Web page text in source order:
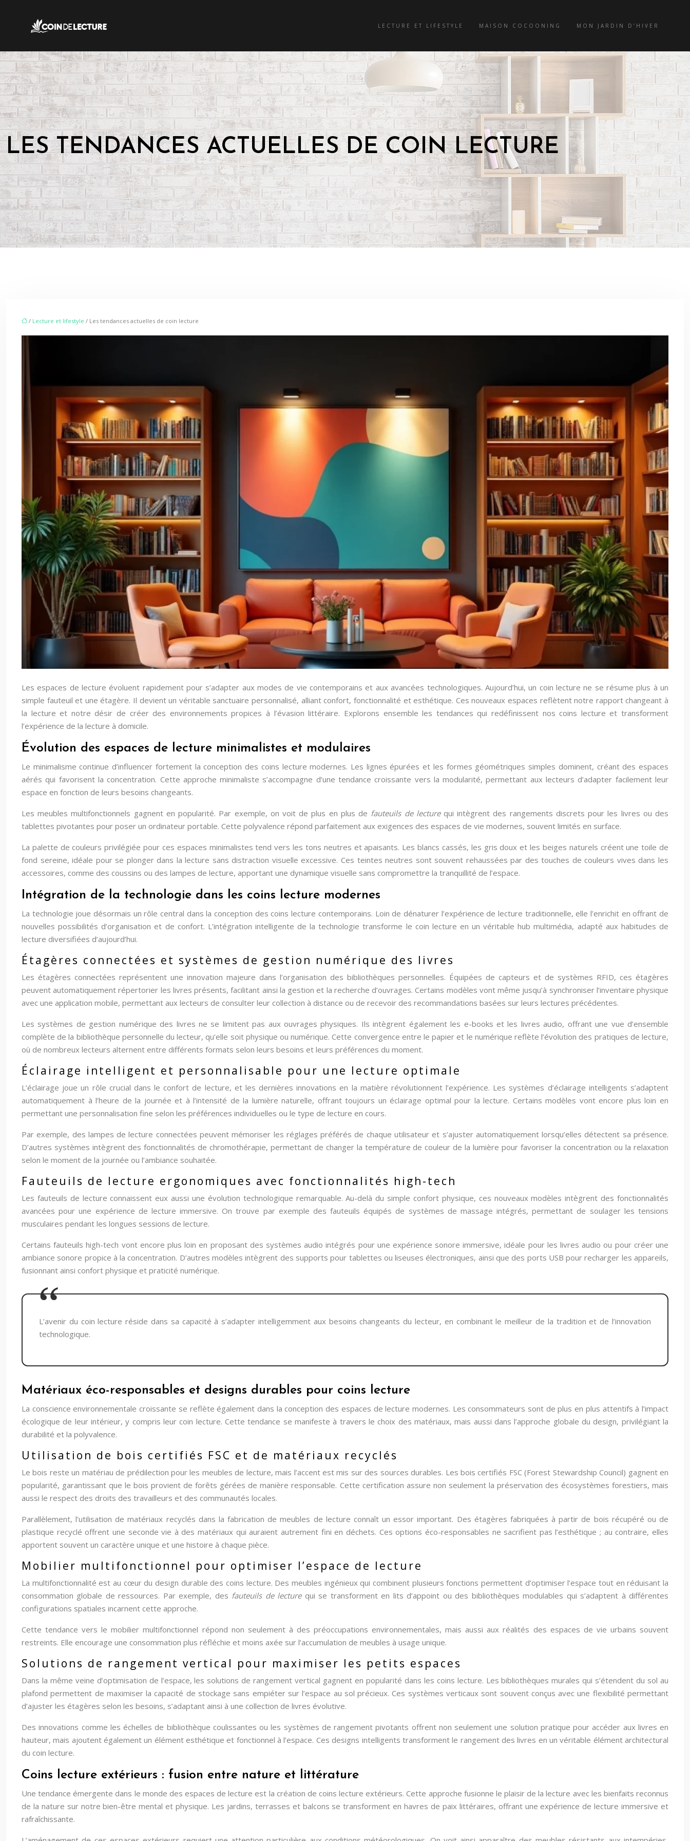
LECTURE ET LIFESTYLE MAISON COCOONING MON JARDIN D’HIVER
LES TENDANCES ACTUELLES DE COIN LECTURE
/ Lecture et lifestyle / Les tendances actuelles de coin lecture
Les espaces de lecture évoluent rapidement pour s’adapter aux modes de vie contemporains et aux avancées technologiques. Aujourd’hui, un coin lecture ne se résume plus à un
simple fauteuil et une étagère. Il devient un véritable sanctuaire personnalisé, alliant confort, fonctionnalité et esthétique. Ces nouveaux espaces reflètent notre rapport changeant à
la lecture et notre désir de créer des environnements propices à l’évasion littéraire. Explorons ensemble les tendances qui redéfinissent nos coins lecture et transforment
l’expérience de la lecture à domicile.
Évolution des espaces de lecture minimalistes et modulaires
Le minimalisme continue d’influencer fortement la conception des coins lecture modernes. Les lignes épurées et les formes géométriques simples dominent, créant des espaces
aérés qui favorisent la concentration. Cette approche minimaliste s’accompagne d’une tendance croissante vers la modularité, permettant aux lecteurs d’adapter facilement leur
espace en fonction de leurs besoins changeants.
Les meubles multifonctionnels gagnent en popularité. Par exemple, on voit de plus en plus de fauteuils de lecture qui intègrent des rangements discrets pour les livres ou des
tablettes pivotantes pour poser un ordinateur portable. Cette polyvalence répond parfaitement aux exigences des espaces de vie modernes, souvent limités en surface.
La palette de couleurs privilégiée pour ces espaces minimalistes tend vers les tons neutres et apaisants. Les blancs cassés, les gris doux et les beiges naturels créent une toile de
fond sereine, idéale pour se plonger dans la lecture sans distraction visuelle excessive. Ces teintes neutres sont souvent rehaussées par des touches de couleurs vives dans les
accessoires, comme des coussins ou des lampes de lecture, apportant une dynamique visuelle sans compromettre la tranquillité de l’espace.
Intégration de la technologie dans les coins lecture modernes
La technologie joue désormais un rôle central dans la conception des coins lecture contemporains. Loin de dénaturer l’expérience de lecture traditionnelle, elle l’enrichit en offrant de
nouvelles possibilités d’organisation et de confort. L’intégration intelligente de la technologie transforme le coin lecture en un véritable hub multimédia, adapté aux habitudes de
lecture diversifiées d’aujourd’hui.
Étagères connectées et systèmes de gestion numérique des livres
Les étagères connectées représentent une innovation majeure dans l’organisation des bibliothèques personnelles. Équipées de capteurs et de systèmes RFID, ces étagères
peuvent automatiquement répertorier les livres présents, facilitant ainsi la gestion et la recherche d’ouvrages. Certains modèles vont même jusqu’à synchroniser l’inventaire physique
avec une application mobile, permettant aux lecteurs de consulter leur collection à distance ou de recevoir des recommandations basées sur leurs lectures précédentes.
Les systèmes de gestion numérique des livres ne se limitent pas aux ouvrages physiques. Ils intègrent également les e-books et les livres audio, offrant une vue d’ensemble
complète de la bibliothèque personnelle du lecteur, qu’elle soit physique ou numérique. Cette convergence entre le papier et le numérique reflète l’évolution des pratiques de lecture,
où de nombreux lecteurs alternent entre différents formats selon leurs besoins et leurs préférences du moment.
Éclairage intelligent et personnalisable pour une lecture optimale
L’éclairage joue un rôle crucial dans le confort de lecture, et les dernières innovations en la matière révolutionnent l’expérience. Les systèmes d’éclairage intelligents s’adaptent
automatiquement à l’heure de la journée et à l’intensité de la lumière naturelle, offrant toujours un éclairage optimal pour la lecture. Certains modèles vont encore plus loin en
permettant une personnalisation fine selon les préférences individuelles ou le type de lecture en cours.
Par exemple, des lampes de lecture connectées peuvent mémoriser les réglages préférés de chaque utilisateur et s’ajuster automatiquement lorsqu’elles détectent sa présence.
D’autres systèmes intègrent des fonctionnalités de chromothérapie, permettant de changer la température de couleur de la lumière pour favoriser la concentration ou la relaxation
selon le moment de la journée ou l’ambiance souhaitée.
Fauteuils de lecture ergonomiques avec fonctionnalités high-tech
Les fauteuils de lecture connaissent eux aussi une évolution technologique remarquable. Au-delà du simple confort physique, ces nouveaux modèles intègrent des fonctionnalités
avancées pour une expérience de lecture immersive. On trouve par exemple des fauteuils équipés de systèmes de massage intégrés, permettant de soulager les tensions
musculaires pendant les longues sessions de lecture.
Certains fauteuils high-tech vont encore plus loin en proposant des systèmes audio intégrés pour une expérience sonore immersive, idéale pour les livres audio ou pour créer une
ambiance sonore propice à la concentration. D’autres modèles intègrent des supports pour tablettes ou liseuses électroniques, ainsi que des ports USB pour recharger les appareils,
fusionnant ainsi confort physique et praticité numérique.
L’avenir du coin lecture réside dans sa capacité à s’adapter intelligemment aux besoins changeants du lecteur, en combinant le meilleur de la tradition et de l’innovation
technologique.
Matériaux éco-responsables et designs durables pour coins lecture
La conscience environnementale croissante se reflète également dans la conception des espaces de lecture modernes. Les consommateurs sont de plus en plus attentifs à l’impact
écologique de leur intérieur, y compris leur coin lecture. Cette tendance se manifeste à travers le choix des matériaux, mais aussi dans l’approche globale du design, privilégiant la
durabilité et la polyvalence.
Utilisation de bois certifiés FSC et de matériaux recyclés
Le bois reste un matériau de prédilection pour les meubles de lecture, mais l’accent est mis sur des sources durables. Les bois certifiés FSC (Forest Stewardship Council) gagnent en
popularité, garantissant que le bois provient de forêts gérées de manière responsable. Cette certification assure non seulement la préservation des écosystèmes forestiers, mais
aussi le respect des droits des travailleurs et des communautés locales.
Parallèlement, l’utilisation de matériaux recyclés dans la fabrication de meubles de lecture connaît un essor important. Des étagères fabriquées à partir de bois récupéré ou de
plastique recyclé offrent une seconde vie à des matériaux qui auraient autrement fini en déchets. Ces options éco-responsables ne sacrifient pas l’esthétique ; au contraire, elles
apportent souvent un caractère unique et une histoire à chaque pièce.
Mobilier multifonctionnel pour optimiser l’espace de lecture
La multifonctionnalité est au cœur du design durable des coins lecture. Des meubles ingénieux qui combinent plusieurs fonctions permettent d’optimiser l’espace tout en réduisant la
consommation globale de ressources. Par exemple, des fauteuils de lecture qui se transforment en lits d’appoint ou des bibliothèques modulables qui s’adaptent à différentes
configurations spatiales incarnent cette approche.
Cette tendance vers le mobilier multifonctionnel répond non seulement à des préoccupations environnementales, mais aussi aux réalités des espaces de vie urbains souvent
restreints. Elle encourage une consommation plus réfléchie et moins axée sur l’accumulation de meubles à usage unique.
Solutions de rangement vertical pour maximiser les petits espaces
Dans la même veine d’optimisation de l’espace, les solutions de rangement vertical gagnent en popularité dans les coins lecture. Les bibliothèques murales qui s’étendent du sol au
plafond permettent de maximiser la capacité de stockage sans empiéter sur l’espace au sol précieux. Ces systèmes verticaux sont souvent conçus avec une flexibilité permettant
d’ajuster les étagères selon les besoins, s’adaptant ainsi à une collection de livres évolutive.
Des innovations comme les échelles de bibliothèque coulissantes ou les systèmes de rangement pivotants offrent non seulement une solution pratique pour accéder aux livres en
hauteur, mais ajoutent également un élément esthétique et fonctionnel à l’espace. Ces designs intelligents transforment le rangement des livres en un véritable élément architectural
du coin lecture.
Coins lecture extérieurs : fusion entre nature et littérature
Une tendance émergente dans le monde des espaces de lecture est la création de coins lecture extérieurs. Cette approche fusionne le plaisir de la lecture avec les bienfaits reconnus
de la nature sur notre bien-être mental et physique. Les jardins, terrasses et balcons se transforment en havres de paix littéraires, offrant une expérience de lecture immersive et
rafraîchissante.